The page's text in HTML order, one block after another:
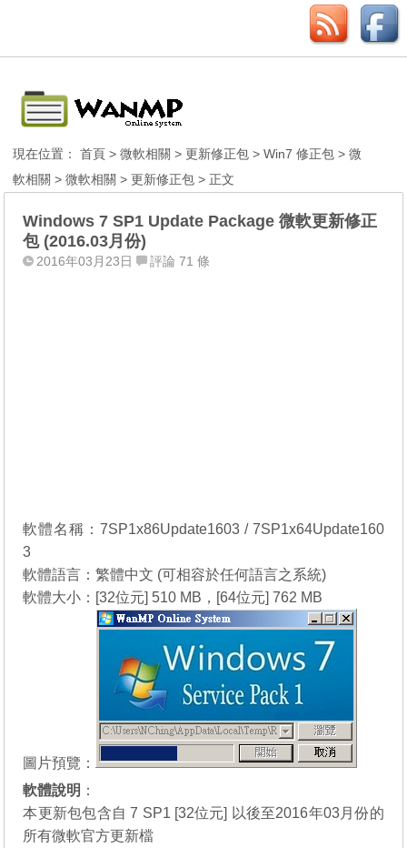
現在位置：首頁 >微軟相關 >更新修正包 >Win7 修正包 >微
軟相關 >微軟相關 >更新修正包 > 正文
Windows 7 SP1 Update Package 微軟更新修正
包 (2016.03月份)
2016年03月23日 評論 71 條
軟體名稱：7SP1x86Update1603 / 7SP1x64Update160
3
軟體語言：繁體中文 (可相容於任何語言之系統)
軟體大小：[32位元] 510 MB，[64位元] 762 MB
圖片預覽：
軟體說明 ：
本更新包包含自 7 SP1 [32位元] 以後至2016年03月份的
所有微軟官方更新檔